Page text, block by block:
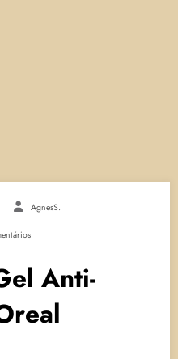
AgnesS.
Anti-